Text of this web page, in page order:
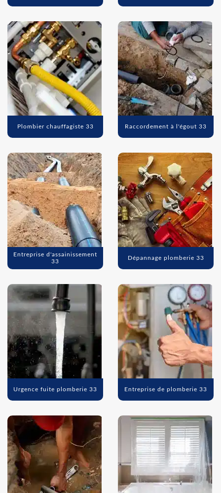
Plombier chauffagiste 33 Raccordement à l'égout 33
Entreprise d'assainissement
33
Dépannage plomberie 33
Urgence fuite plomberie 33 Entreprise de plomberie 33